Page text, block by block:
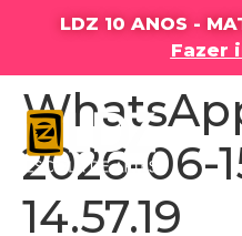
LDZ 10 ANOS -
Fazer
2026-06-
14.57.19